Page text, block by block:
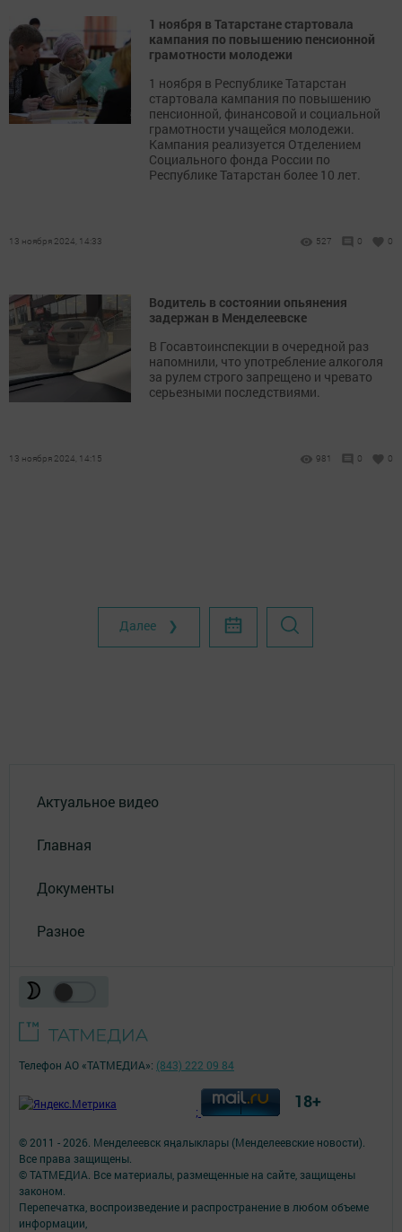
1 ноября в Татарстане стартовала
кампания по повышению пенсионной
грамотности молодежи
1 ноября в Республике Татарстан
стартовала кампания по повышению
пенсионной, финансовой и социальной
грамотности учащейся молодежи.
Кампания реализуется Отделением
Социального фонда России по
Республике Татарстан более 10 лет.
13 ноября 2024, 14:33 527 0 0
Водитель в состоянии опьянения
задержан в Менделеевске
В Госавтоинспекции в очередной раз
напомнили, что употребление алкоголя
за рулем строго запрещено и чревато
серьезными последствиями.
13 ноября 2024, 14:15 981 0 0
Далее ❯
Актуальное видео
Главная
Документы
Разное
© 2011 - 2026. Менделеевск яӊалыклары (Менделеевские новости).
Все права защищены.
© ТАТМЕДИА. Все материалы, размещенные на сайте, защищены
законом.
Перепечатка, воспроизведение и распространение в любом объеме
информации,
Телефон АО «ТАТМЕДИА»: (843) 222 09 84
; 18+